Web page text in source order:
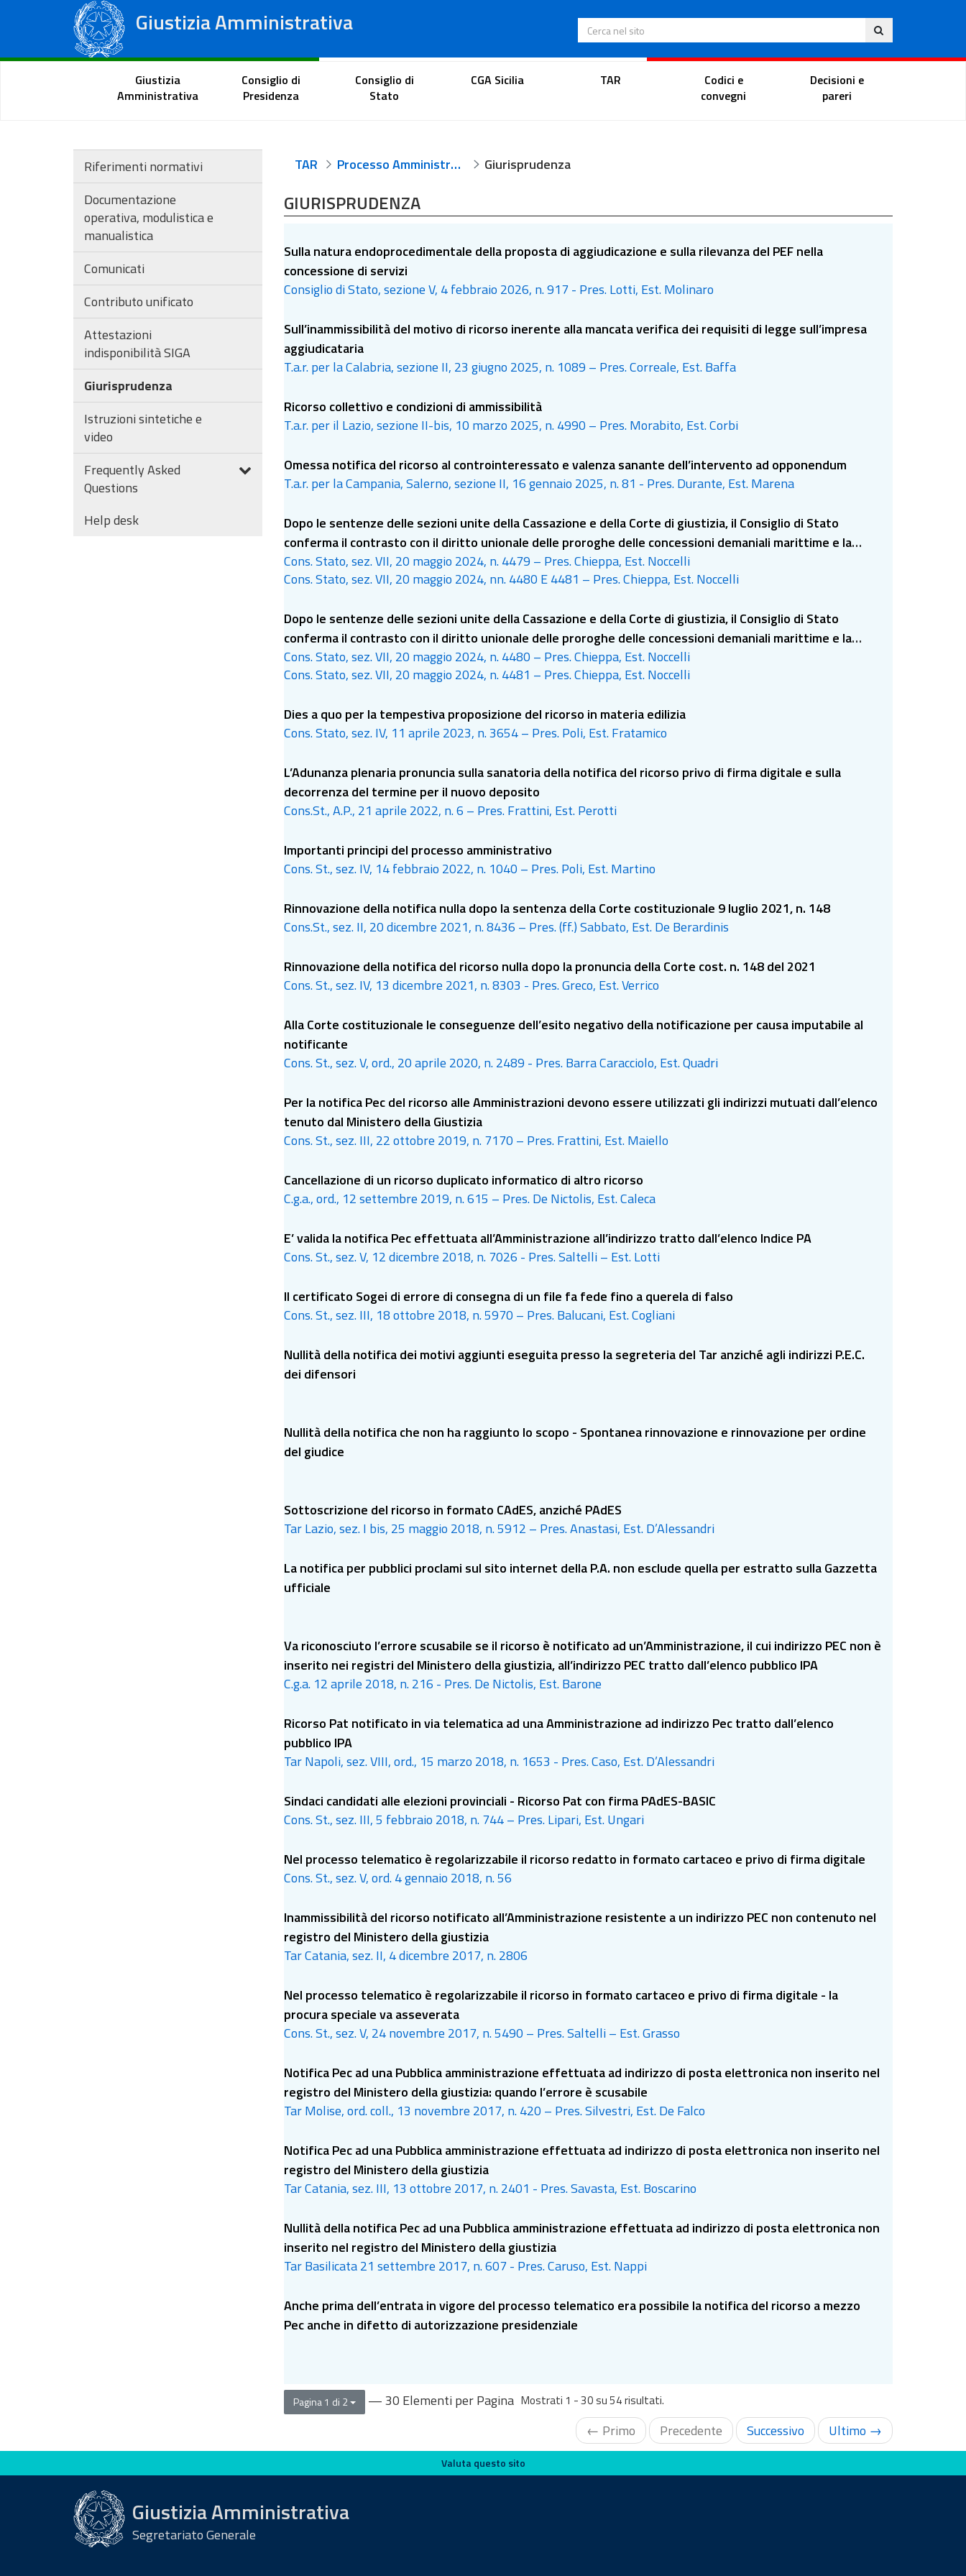
Giustizia Amministrativa
Tribunali Amministrativi Regionali
Ita
Cerca nel sito
Portale del cittadino Portale dell'avvocato Portale del magistrato
Giustizia
Amministrativa
Consiglio di
Presidenza
Consiglio di
Stato
CGA Sicilia TAR
Codici e
convegni
Decisioni e
pareri
Riferimenti normativi
Documentazione
operativa, modulistica e
manualistica
Comunicati
Contributo unificato
Attestazioni
indisponibilità SIGA
Giurisprudenza
Istruzioni sintetiche e
video
Frequently Asked
Questions
Help desk
TAR Processo Amministrativo Telematico Giurisprudenza
GIURISPRUDENZA
Sulla natura endoprocedimentale della proposta di aggiudicazione e sulla rilevanza del PEF nella
concessione di servizi
Consiglio di Stato, sezione V, 4 febbraio 2026, n. 917 - Pres. Lotti, Est. Molinaro
Sull’inammissibilità del motivo di ricorso inerente alla mancata verifica dei requisiti di legge sull’impresa
aggiudicataria
T.a.r. per la Calabria, sezione II, 23 giugno 2025, n. 1089 – Pres. Correale, Est. Baffa
Ricorso collettivo e condizioni di ammissibilità
T.a.r. per il Lazio, sezione II-bis, 10 marzo 2025, n. 4990 – Pres. Morabito, Est. Corbi
Omessa notifica del ricorso al controinteressato e valenza sanante dell’intervento ad opponendum
T.a.r. per la Campania, Salerno, sezione II, 16 gennaio 2025, n. 81 - Pres. Durante, Est. Marena
Dopo le sentenze delle sezioni unite della Cassazione e della Corte di giustizia, il Consiglio di Stato
conferma il contrasto con il diritto unionale delle proroghe delle concessioni demaniali marittime e la
necessità di avviare le procedure di gara per assegnare le concessioni ormai scadute
Cons. Stato, sez. VII, 20 maggio 2024, n. 4479 – Pres. Chieppa, Est. Noccelli
Cons. Stato, sez. VII, 20 maggio 2024, nn. 4480 E 4481 – Pres. Chieppa, Est. Noccelli
Dopo le sentenze delle sezioni unite della Cassazione e della Corte di giustizia, il Consiglio di Stato
conferma il contrasto con il diritto unionale delle proroghe delle concessioni demaniali marittime e la
necessità di avviare le procedure di gara per assegnare le concessioni ormai scadute
Cons. Stato, sez. VII, 20 maggio 2024, n. 4480 – Pres. Chieppa, Est. Noccelli
Cons. Stato, sez. VII, 20 maggio 2024, n. 4481 – Pres. Chieppa, Est. Noccelli
Dies a quo per la tempestiva proposizione del ricorso in materia edilizia
Cons. Stato, sez. IV, 11 aprile 2023, n. 3654 – Pres. Poli, Est. Fratamico
L’Adunanza plenaria pronuncia sulla sanatoria della notifica del ricorso privo di firma digitale e sulla
decorrenza del termine per il nuovo deposito
Cons.St., A.P., 21 aprile 2022, n. 6 – Pres. Frattini, Est. Perotti
Importanti principi del processo amministrativo
Cons. St., sez. IV, 14 febbraio 2022, n. 1040 – Pres. Poli, Est. Martino
Rinnovazione della notifica nulla dopo la sentenza della Corte costituzionale 9 luglio 2021, n. 148
Cons.St., sez. II, 20 dicembre 2021, n. 8436 – Pres. (ff.) Sabbato, Est. De Berardinis
Rinnovazione della notifica del ricorso nulla dopo la pronuncia della Corte cost. n. 148 del 2021
Cons. St., sez. IV, 13 dicembre 2021, n. 8303 - Pres. Greco, Est. Verrico
Alla Corte costituzionale le conseguenze dell’esito negativo della notificazione per causa imputabile al
notificante
Cons. St., sez. V, ord., 20 aprile 2020, n. 2489 - Pres. Barra Caracciolo, Est. Quadri
Per la notifica Pec del ricorso alle Amministrazioni devono essere utilizzati gli indirizzi mutuati dall’elenco
tenuto dal Ministero della Giustizia
Cons. St., sez. III, 22 ottobre 2019, n. 7170 – Pres. Frattini, Est. Maiello
Cancellazione di un ricorso duplicato informatico di altro ricorso
C.g.a., ord., 12 settembre 2019, n. 615 – Pres. De Nictolis, Est. Caleca
E’ valida la notifica Pec effettuata all’Amministrazione all’indirizzo tratto dall’elenco Indice PA
Cons. St., sez. V, 12 dicembre 2018, n. 7026 - Pres. Saltelli – Est. Lotti
Il certificato Sogei di errore di consegna di un file fa fede fino a querela di falso
Cons. St., sez. III, 18 ottobre 2018, n. 5970 – Pres. Balucani, Est. Cogliani
Nullità della notifica dei motivi aggiunti eseguita presso la segreteria del Tar anziché agli indirizzi P.E.C.
dei difensori
Nullità della notifica che non ha raggiunto lo scopo - Spontanea rinnovazione e rinnovazione per ordine
del giudice
Sottoscrizione del ricorso in formato CAdES, anziché PAdES
Tar Lazio, sez. I bis, 25 maggio 2018, n. 5912 – Pres. Anastasi, Est. D’Alessandri
La notifica per pubblici proclami sul sito internet della P.A. non esclude quella per estratto sulla Gazzetta
ufficiale
Va riconosciuto l’errore scusabile se il ricorso è notificato ad un’Amministrazione, il cui indirizzo PEC non è
inserito nei registri del Ministero della giustizia, all’indirizzo PEC tratto dall’elenco pubblico IPA
C.g.a. 12 aprile 2018, n. 216 - Pres. De Nictolis, Est. Barone
Ricorso Pat notificato in via telematica ad una Amministrazione ad indirizzo Pec tratto dall’elenco
pubblico IPA
Tar Napoli, sez. VIII, ord., 15 marzo 2018, n. 1653 - Pres. Caso, Est. D’Alessandri
Sindaci candidati alle elezioni provinciali - Ricorso Pat con firma PAdES-BASIC
Cons. St., sez. III, 5 febbraio 2018, n. 744 – Pres. Lipari, Est. Ungari
Nel processo telematico è regolarizzabile il ricorso redatto in formato cartaceo e privo di firma digitale
Cons. St., sez. V, ord. 4 gennaio 2018, n. 56
Inammissibilità del ricorso notificato all’Amministrazione resistente a un indirizzo PEC non contenuto nel
registro del Ministero della giustizia
Tar Catania, sez. II, 4 dicembre 2017, n. 2806
Nel processo telematico è regolarizzabile il ricorso in formato cartaceo e privo di firma digitale - la
procura speciale va asseverata
Cons. St., sez. V, 24 novembre 2017, n. 5490 – Pres. Saltelli – Est. Grasso
Notifica Pec ad una Pubblica amministrazione effettuata ad indirizzo di posta elettronica non inserito nel
registro del Ministero della giustizia: quando l’errore è scusabile
Tar Molise, ord. coll., 13 novembre 2017, n. 420 – Pres. Silvestri, Est. De Falco
Notifica Pec ad una Pubblica amministrazione effettuata ad indirizzo di posta elettronica non inserito nel
registro del Ministero della giustizia
Tar Catania, sez. III, 13 ottobre 2017, n. 2401 - Pres. Savasta, Est. Boscarino
Nullità della notifica Pec ad una Pubblica amministrazione effettuata ad indirizzo di posta elettronica non
inserito nel registro del Ministero della giustizia
Tar Basilicata 21 settembre 2017, n. 607 - Pres. Caruso, Est. Nappi
Anche prima dell’entrata in vigore del processo telematico era possibile la notifica del ricorso a mezzo
Pec anche in difetto di autorizzazione presidenziale
Pagina 1 di 2 — 30 Elementi per Pagina Mostrati 1 - 30 su 54 risultati.
← Primo Precedente Successivo Ultimo →
Valuta questo sito Valuta questo sito
Giustizia Amministrativa
Segretariato Generale